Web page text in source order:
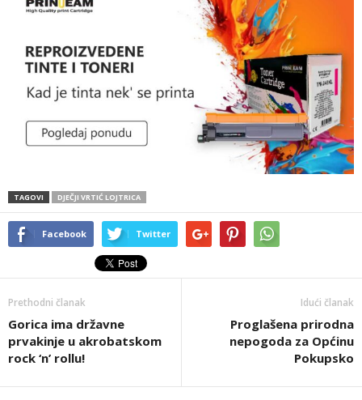
TAGOVI DJEČJI VRTIĆ LOJTRICA
Facebook Twitter
Prethodni članak
Gorica ima državne
prvakinje u akrobatskom
rock ‘n’ rollu!
Idući članak
Proglašena prirodna
nepogoda za Općinu
Pokupsko